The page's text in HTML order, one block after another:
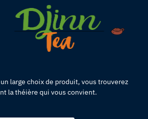
large choix de produit, vous trouverez
la théière qui vous convient.